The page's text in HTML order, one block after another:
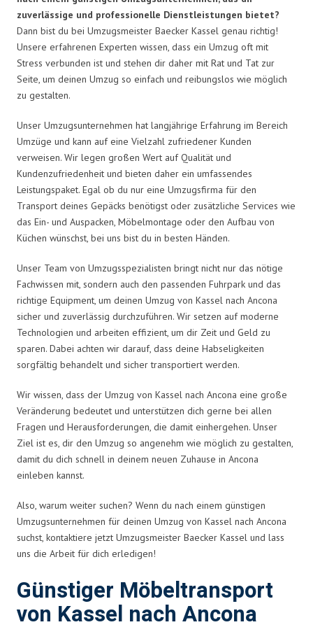
zuverlässige und professionelle Dienstleistungen bietet?
Dann bist du bei Umzugsmeister Baecker Kassel genau richtig!
Unsere erfahrenen Experten wissen, dass ein Umzug oft mit
Stress verbunden ist und stehen dir daher mit Rat und Tat zur
Seite, um deinen Umzug so einfach und reibungslos wie möglich
zu gestalten.
Unser Umzugsunternehmen hat langjährige Erfahrung im Bereich
Umzüge und kann auf eine Vielzahl zufriedener Kunden
verweisen. Wir legen großen Wert auf Qualität und
Kundenzufriedenheit und bieten daher ein umfassendes
Leistungspaket. Egal ob du nur eine Umzugsfirma für den
Transport deines Gepäcks benötigst oder zusätzliche Services wie
das Ein- und Auspacken, Möbelmontage oder den Aufbau von
Küchen wünschst, bei uns bist du in besten Händen.
Unser Team von Umzugsspezialisten bringt nicht nur das nötige
Fachwissen mit, sondern auch den passenden Fuhrpark und das
richtige Equipment, um deinen Umzug von Kassel nach Ancona
sicher und zuverlässig durchzuführen. Wir setzen auf moderne
Technologien und arbeiten effizient, um dir Zeit und Geld zu
sparen. Dabei achten wir darauf, dass deine Habseligkeiten
sorgfältig behandelt und sicher transportiert werden.
Wir wissen, dass der Umzug von Kassel nach Ancona eine große
Veränderung bedeutet und unterstützen dich gerne bei allen
Fragen und Herausforderungen, die damit einhergehen. Unser
Ziel ist es, dir den Umzug so angenehm wie möglich zu gestalten,
damit du dich schnell in deinem neuen Zuhause in Ancona
einleben kannst.
Also, warum weiter suchen? Wenn du nach einem günstigen
Umzugsunternehmen für deinen Umzug von Kassel nach Ancona
suchst, kontaktiere jetzt Umzugsmeister Baecker Kassel und lass
uns die Arbeit für dich erledigen!
Günstiger Möbeltransport
von Kassel nach Ancona